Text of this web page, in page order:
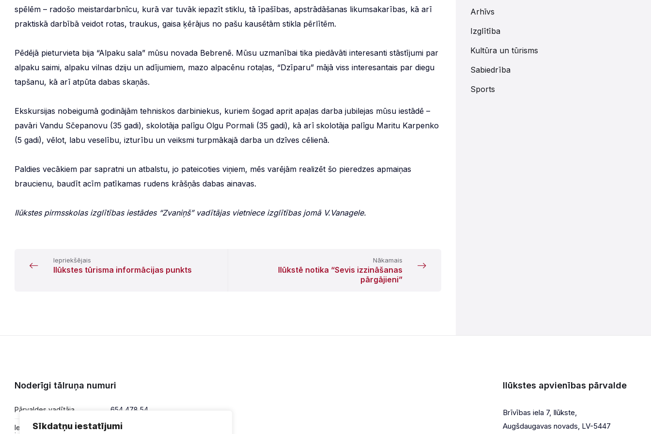
Sīkdatņu iestatījumi
spēlēm – radošo meistardarbnīcu, kurā var tuvāk iepazīt stiklu, tā īpašības, apstrādāšanas likumsakarības, kā arī
praktiskā darbībā veidot rotas, traukus, gaisa ķērājus no pašu kausētām stikla pērlītēm.
Pēdējā pieturvieta bija “Alpaku sala” mūsu novada Bebrenē. Mūsu uzmanībai tika piedāvāti interesanti stāstījumi par
alpaku saimi, alpaku vilnas dziju un adījumiem, mazo alpacēnu rotaļas, “Dzīparu” mājā viss interesantais par diegu
tapšanu, kā arī atpūta dabas skaņās.
Ekskursijas nobeigumā godinājām tehniskos darbiniekus, kuriem šogad aprit apaļas darba jubilejas mūsu iestādē –
pavāri Vandu Sčepanovu (35 gadi), skolotāja palīgu Olgu Pormali (35 gadi), kā arī skolotāja palīgu Maritu Karpenko
(5 gadi), vēlot, labu veselību, izturību un veiksmi turpmākajā darba un dzīves cēlienā.
Paldies vecākiem par sapratni un atbalstu, jo pateicoties viņiem, mēs varējām realizēt šo pieredzes apmaiņas
braucienu, baudīt acīm patīkamas rudens krāšņās dabas ainavas.
Ilūkstes pirmsskolas izglītības iestādes “Zvaniņš” vadītājas vietniece izglītības jomā V.Vanagele.
Iepriekšējais
Ilūkstes tūrisma informācijas punkts
Nākamais
Ilūkstē notika “Sevis izzināšanas
pārgājieni”
Arhīvs
Izglītība
Kultūra un tūrisms
Sabiedrība
Sports
Noderīgi tālruņa numuri
Pārvaldes vadītāja 654 478 54
Iesniegumi,
654 478 50
Ilūkstes apvienības pārvalde
Brīvības iela 7, Ilūkste,
Augšdaugavas novads, LV-5447